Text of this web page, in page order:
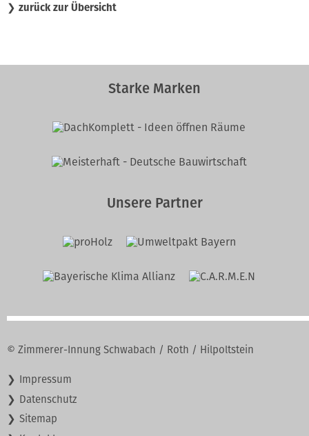
❯ zurück zur Übersicht
Starke Marken
Unsere Partner
© Zimmerer-Innung Schwabach / Roth / Hilpoltstein
Navigation
Impressum
Datenschutz
Sitemap